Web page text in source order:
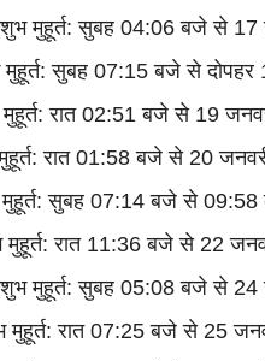
शुभ मुहूर्त: सुबह 04:06 बजे से
सुबह 07:15 बजे से
रात 02:51 बजे से 19
मुहूर्त: रात 01:58 बजे से 20
मुहूर्त: सुबह 07:14 बजे से
रात 11:36 बजे से 22
शुभ मुहूर्त: सुबह 05:08 बजे से
मुहूर्त: रात 07:25 बजे से 25